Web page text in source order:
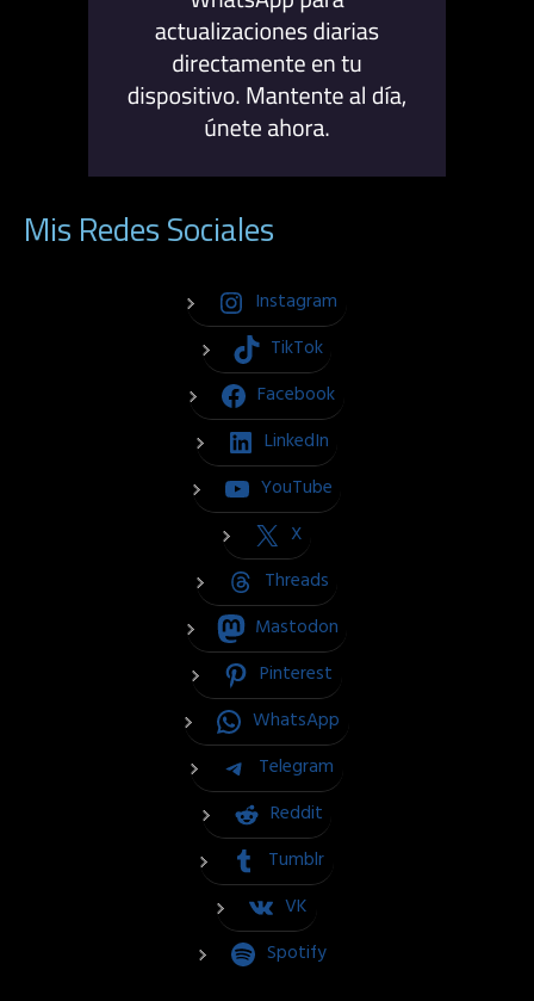
Mis Redes Sociales
Instagram
TikTok
Facebook
LinkedIn
YouTube
X
Threads
Mastodon
Pinterest
WhatsApp
Telegram
Reddit
Tumblr
VK
Spotify